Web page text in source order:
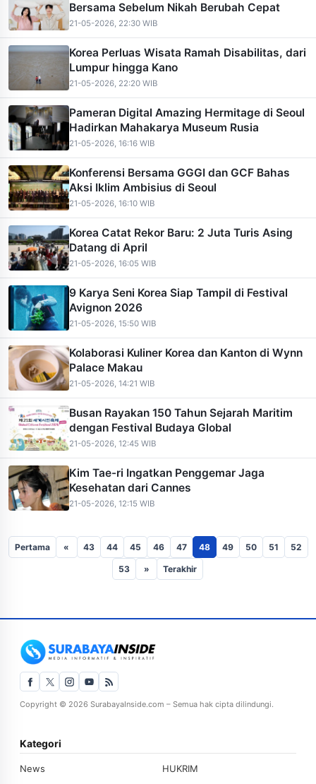
Bersama Sebelum Nikah Berubah Cepat
21-05-2026, 22:30 WIB
Korea Perluas Wisata Ramah Disabilitas, dari
Lumpur hingga Kano
21-05-2026, 22:20 WIB
Pameran Digital Amazing Hermitage di Seoul
Hadirkan Mahakarya Museum Rusia
21-05-2026, 16:16 WIB
Konferensi Bersama GGGI dan GCF Bahas
Aksi Iklim Ambisius di Seoul
21-05-2026, 16:10 WIB
Korea Catat Rekor Baru: 2 Juta Turis Asing
Datang di April
21-05-2026, 16:05 WIB
9 Karya Seni Korea Siap Tampil di Festival
Avignon 2026
21-05-2026, 15:50 WIB
Kolaborasi Kuliner Korea dan Kanton di Wynn
Palace Makau
21-05-2026, 14:21 WIB
Busan Rayakan 150 Tahun Sejarah Maritim
dengan Festival Budaya Global
21-05-2026, 12:45 WIB
Kim Tae-ri Ingatkan Penggemar Jaga
Kesehatan dari Cannes
21-05-2026, 12:15 WIB
Pertama « 43 44 45 46 47 48 49 50 51 52
53 » Terakhir
Copyright © 2026 SurabayaInside.com – Semua hak cipta dilindungi.
Kategori
News
HUKRIM